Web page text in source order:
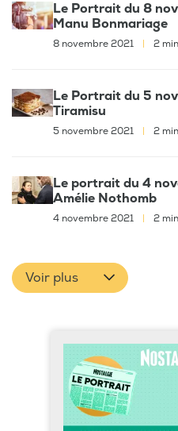
Le Portrait du 8
Manu Bonmariage
8 novembre 2021 2
Le Portrait du 5
Tiramisu
5 novembre 2021 2
Le portrait du 4
Amélie Nothomb
4 novembre 2021 2
Voir plus